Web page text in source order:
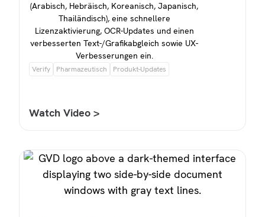
(Arabisch, Hebräisch, Koreanisch, Japanisch,
Thailändisch), eine schnellere
Lizenzaktivierung, OCR-Updates und einen
verbesserten Text-/Grafikabgleich sowie UX-
Verbesserungen ein.
Verify Pharmazeutisch Produkt-Updates
Watch Video >